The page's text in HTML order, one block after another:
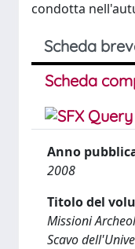
condotta
Scheda
Scheda
Anno
2008
Titolo del
Missioni
Scavo